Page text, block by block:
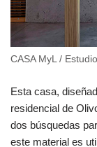
CASA MyL /
Esta casa,
residencial de
dos búsquedas
este material es